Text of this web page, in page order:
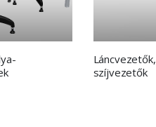
Láncvezetők,
szíjvezetők